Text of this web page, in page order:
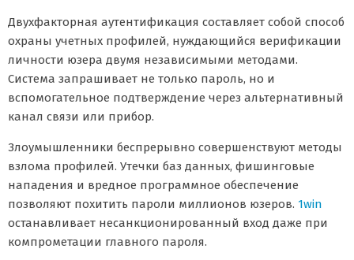
Двухфакторная аутентификация составляет собой способ
охраны учетных профилей, нуждающийся верификации
личности юзера двумя независимыми методами.
Система запрашивает не только пароль, но и
вспомогательное подтверждение через альтернативный
канал связи или прибор.
Злоумышленники беспрерывно совершенствуют методы
взлома профилей. Утечки баз данных, фишинговые
нападения и вредное программное обеспечение
позволяют похитить пароли миллионов юзеров. 1win
останавливает несанкционированный вход даже при
компрометации главного пароля.